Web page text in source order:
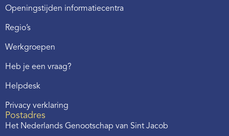
Openingstijden informatiecentra
Regio’s
Werkgroepen
Heb je een vraag?
Helpdesk
Privacy verklaring
Postadres
Het Nederlands Genootschap van Sint Jacob